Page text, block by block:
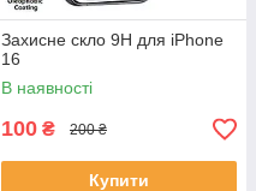
Захисне скло 9H для iPhone
16
В наявності
100 ₴ 200 ₴
Купити